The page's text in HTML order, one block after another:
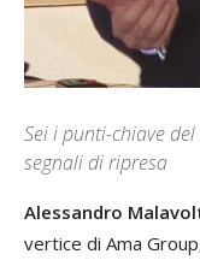
Sei i punti-chiave
segnali di ripresa
Alessandro
vertice di Ama